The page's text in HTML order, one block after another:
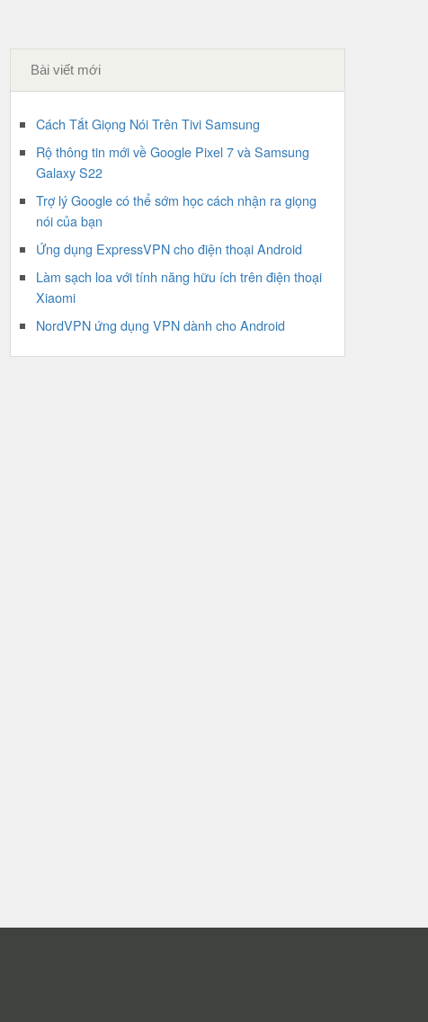
Bài viết mới
Cách Tắt Giọng Nói Trên Tivi Samsung
Rộ thông tin mới về Google Pixel 7 và Samsung
Galaxy S22
Trợ lý Google có thể sớm học cách nhận ra giọng
nói của bạn
Ứng dụng ExpressVPN cho điện thoại Android
Làm sạch loa với tính năng hữu ích trên điện thoại
Xiaomi
NordVPN ứng dụng VPN dành cho Android